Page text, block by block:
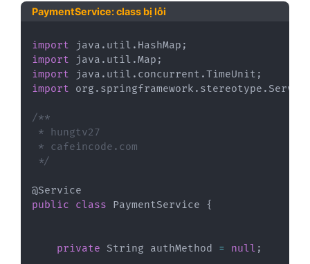
PaymentService: class bị lỗi
import java . util . HashMap ;
import
java . util .Map ;
import
java . util . concurrent .TimeUnit ;
import
org . springframework . stereotype .
/**
* hungtv27
* cafeincode.com
*/
@Service
public
class PaymentService {
private String authMethod = null ;